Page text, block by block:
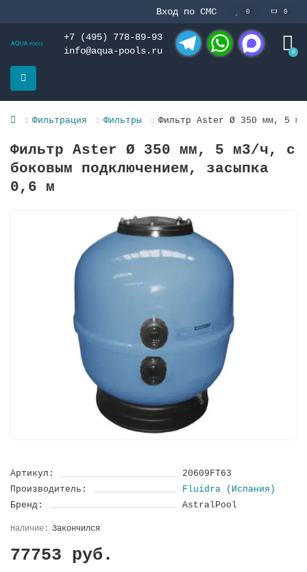
Вход по СМС 0 0
+7 (495) 778-89-93
info@aqua-pools.ru
0
Фильтрация Фильтры Фильтр Aster Ø 350 мм, 5
Фильтр Aster Ø 350 мм, 5 м3/ч, с
боковым подключениeм, засыпка
0,6 м
Артикул:
20609FT63
Производитель:
Fluidra (Испания)
Бренд:
AstralPool
Закончился
77753 руб.